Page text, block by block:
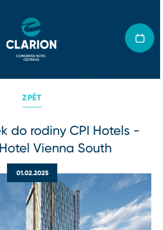
ZPĚT
do rodiny CPI Hotels -
Vienna South
01.02.2025